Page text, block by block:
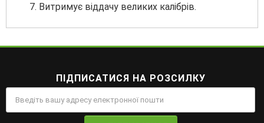
Витримує віддачу великих калібрів.
ПІДПИСАТИСЯ НА РОЗСИЛКУ